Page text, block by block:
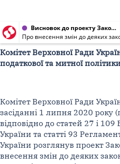
Висновок до проекту Закону України від 01.07.2020 № 3424